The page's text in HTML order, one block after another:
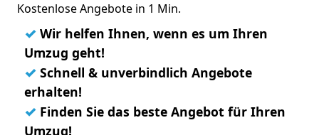
Kostenlose Angebote in 1 Min.
✓ Wir helfen Ihnen, wenn es um Ihren
Umzug geht!
✓ Schnell & unverbindlich Angebote
erhalten!
✓ Finden Sie das beste Angebot für Ihren
Umzug!